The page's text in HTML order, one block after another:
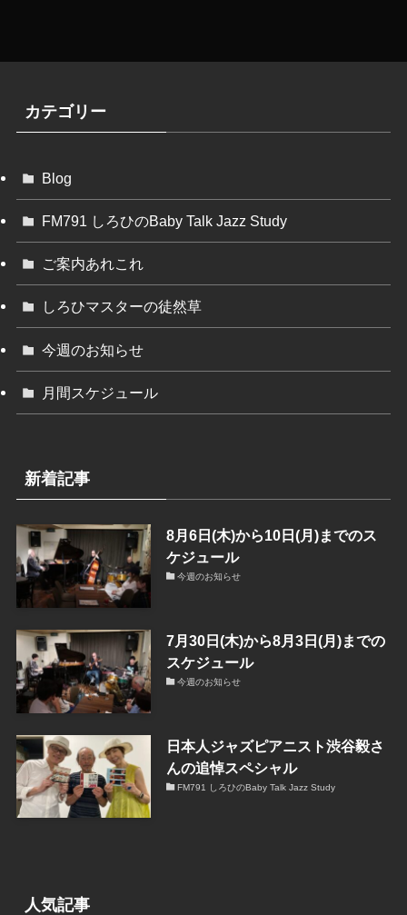
カテゴリー
Blog
FM791 しろひのBaby Talk Jazz Study
ご案内あれこれ
しろひマスターの徒然草
今週のお知らせ
月間スケジュール
新着記事
8月6日(木)から10日(月)までのス
ケジュール
今週のお知らせ
7月30日(木)から8月3日(月)までの
スケジュール
今週のお知らせ
日本人ジャズピアニスト渋谷毅さ
んの追悼スペシャル
FM791 しろひのBaby Talk Jazz Study
人気記事